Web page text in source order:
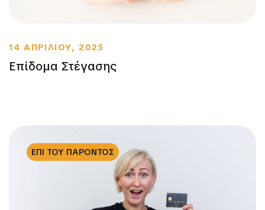
14 ΑΠΡΙΛΙΟΥ, 2025
Επίδομα Στέγασης
ΕΠΙ ΤΟΥ ΠΑΡΟΝΤΟΣ